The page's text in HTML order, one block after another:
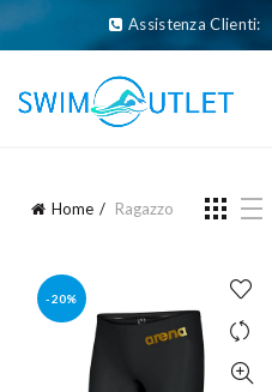
Assistenza Clienti:
Home Ragazzo
-20%